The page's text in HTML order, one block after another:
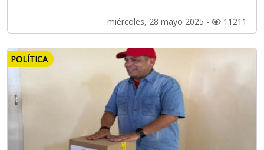
miércoles, 28 mayo 2025 - 11211
POLÍTICA